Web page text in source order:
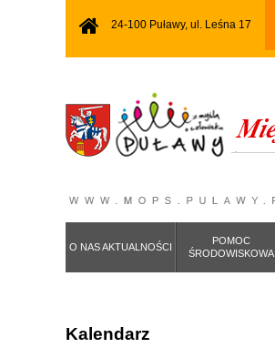
24-100 Puławy, ul. Leśna 17
O NAS AKTUALNOŚCI
POMOC
ŚRODOWISKOWA
Kalendarz